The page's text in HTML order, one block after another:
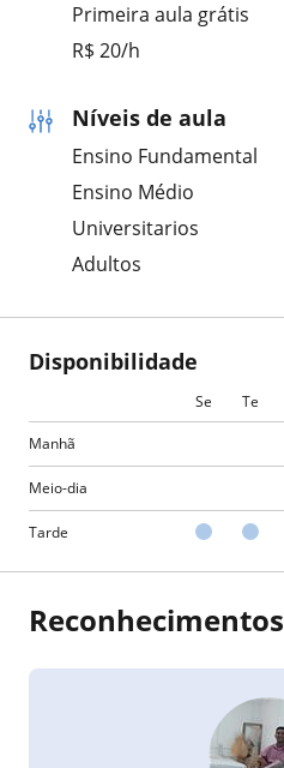
Primeira aula grátis
R$ 20/h
Níveis de aula
Ensino Fundamental
Ensino Médio
Universitarios
Adultos
Disponibilidade
Se Te
Manhã
Meio-dia
Tarde
Reconhecimentos